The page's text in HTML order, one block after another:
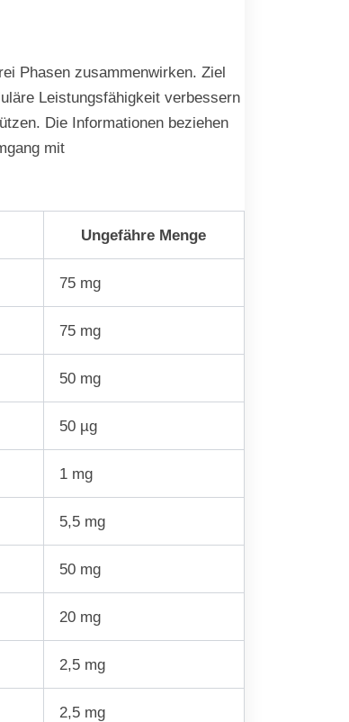
Phasen zusammenwirken. Ziel
Leistungsfähigkeit verbessern
Die Informationen beziehen
mit
Ungefähre Menge
75 mg
75 mg
50 mg
50 µg
1 mg
5,5 mg
50 mg
20 mg
2,5 mg
2,5 mg